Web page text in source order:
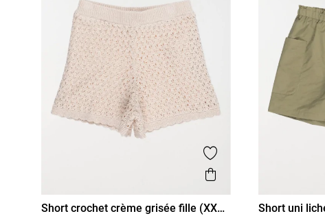
Ajouter aux favoris
Aperçu rapide
XXS/12A XS/14A S/16A
Short crochet crème grisée fille (XXS-
XXS/12A
Short uni